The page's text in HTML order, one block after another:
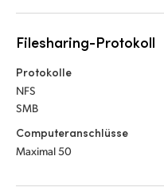
United States
Filesharing-Protokoll
Protokolle
NFS
SMB
Computeranschlüsse
Maximal 50